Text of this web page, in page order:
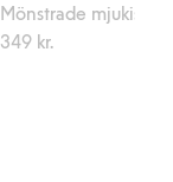
Mönstrade
349 kr.